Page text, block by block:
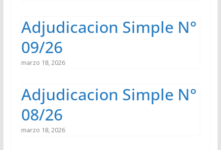
Adjudicacion Simple N°
09/26
marzo 18, 2026
Adjudicacion Simple N°
08/26
marzo 18, 2026